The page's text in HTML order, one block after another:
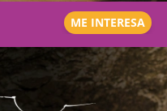
ME INTERESA